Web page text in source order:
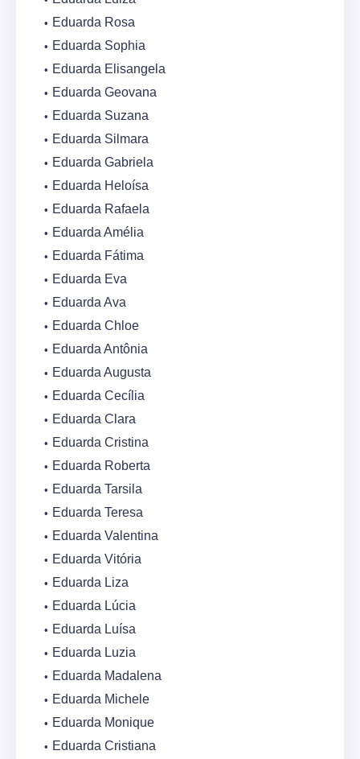
Eduarda Rosa
Eduarda Sophia
Eduarda Elisangela
Eduarda Geovana
Eduarda Suzana
Eduarda Silmara
Eduarda Gabriela
Eduarda Heloísa
Eduarda Rafaela
Eduarda Amélia
Eduarda Fátima
Eduarda Eva
Eduarda Ava
Eduarda Chloe
Eduarda Antônia
Eduarda Augusta
Eduarda Cecília
Eduarda Clara
Eduarda Cristina
Eduarda Roberta
Eduarda Tarsila
Eduarda Teresa
Eduarda Valentina
Eduarda Vitória
Eduarda Liza
Eduarda Lúcia
Eduarda Luísa
Eduarda Luzia
Eduarda Madalena
Eduarda Michele
Eduarda Monique
Eduarda Cristiana